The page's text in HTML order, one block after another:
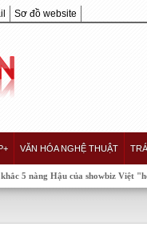
Sơ đồ website
VĂN HÓA NGHỆ THUẬT
Hậu của showbiz Việt "hội tụ"